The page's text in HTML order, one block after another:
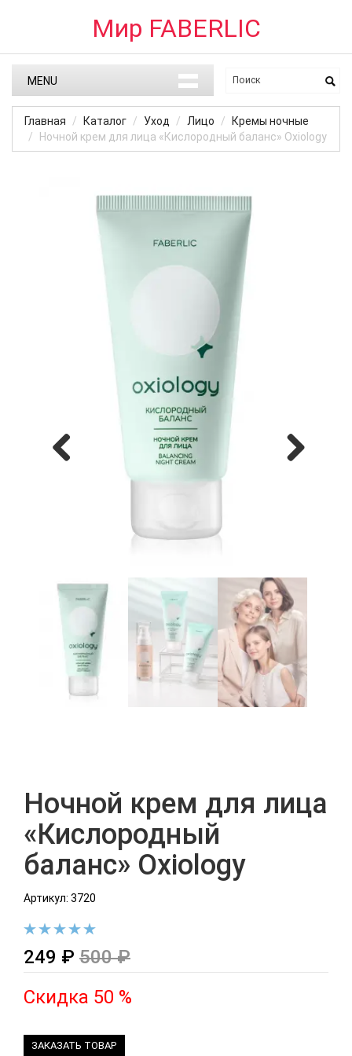
Мир FABERLIC
MENU
Главная Каталог Уход Лицо
Кремы ночные
Ночной крем для лица «Кислородный баланс» Oxiology
Ночной крем для лица
«Кислородный
баланс» Oxiology
Артикул: 3720
249 ₽ 500 ₽
Скидка 50 %
ЗАКАЗАТЬ ТОВАР